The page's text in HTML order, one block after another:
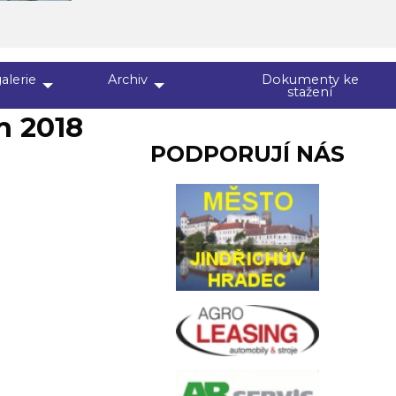
Archiv Dokumenty ke
stažení
2018
PODPORUJÍ NÁS